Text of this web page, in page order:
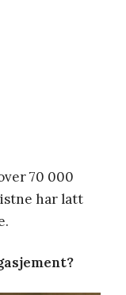
70 000
har latt